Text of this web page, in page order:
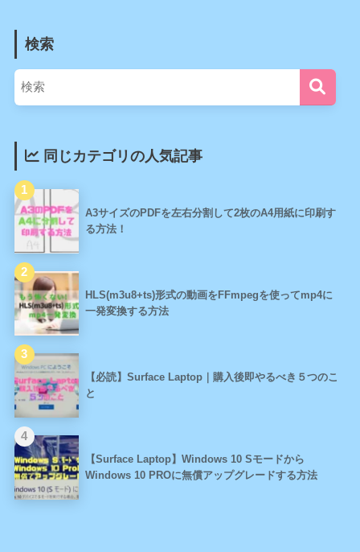
検索
同じカテゴリの人気記事
A3サイズのPDFを左右分割して2枚のA4用紙に印刷す
る方法！
HLS(m3u8+ts)形式の動画をFFmpegを使ってmp4に
一発変換する方法
【必読】Surface Laptop｜購入後即やるべき５つのこ
と
【Surface Laptop】Windows 10 Sモードから
Windows 10 PROに無償アップグレードする方法